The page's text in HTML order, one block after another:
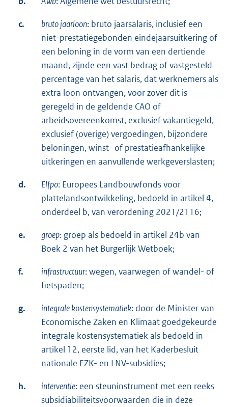
c. bruto jaarloon: bruto jaarsalaris, inclusief een
niet-prestatiegebonden eindejaarsuitkering of
een beloning in de vorm van een dertiende
maand, zijnde een vast bedrag of vastgesteld
percentage van het salaris, dat werknemers als
extra loon ontvangen, voor zover dit is
geregeld in de geldende CAO of
arbeidsovereenkomst, exclusief vakantiegeld,
exclusief (overige) vergoedingen, bijzondere
beloningen, winst- of prestatieafhankelijke
uitkeringen en aanvullende werkgeverslasten;
d. Elfpo: Europees Landbouwfonds voor
plattelandsontwikkeling, bedoeld in artikel 4,
onderdeel b, van verordening 2021/2116;
e. groep: groep als bedoeld in artikel 24b van
Boek 2 van het Burgerlijk Wetboek;
f. infrastructuur: wegen, vaarwegen of wandel- of
fietspaden;
g. integrale kostensystematiek: door de Minister van
Economische Zaken en Klimaat goedgekeurde
integrale kostensystematiek als bedoeld in
artikel 12, eerste lid, van het Kaderbesluit
nationale EZK- en LNV-subsidies;
h. interventie: een steuninstrument met een reeks
subsidiabiliteitsvoorwaarden die in deze